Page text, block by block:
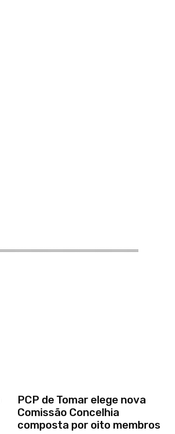
PCP de Tomar elege nova
Comissão Concelhia
composta por oito membros